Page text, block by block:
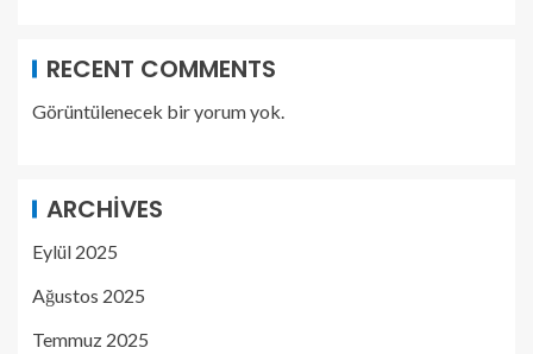
RECENT COMMENTS
Görüntülenecek bir yorum yok.
ARCHIVES
Eylül 2025
Ağustos 2025
Temmuz 2025